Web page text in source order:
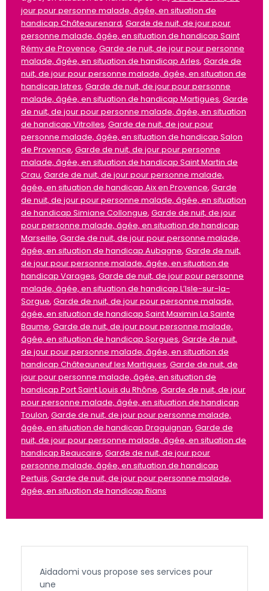
jour pour personne malade, âgée, en situation de
handicap Châteaurenard, Garde de nuit, de jour pour
personne malade, âgée, en situation de handicap Saint
Rémy de Provence, Garde de nuit, de jour pour personne
malade, âgée, en situation de handicap Arles, Garde de
nuit, de jour pour personne malade, âgée, en situation de
handicap Istres, Garde de nuit, de jour pour personne
malade, âgée, en situation de handicap Martigues, Garde
de nuit, de jour pour personne malade, âgée, en situation
de handicap Vitrolles, Garde de nuit, de jour pour
personne malade, âgée, en situation de handicap Salon
de Provence, Garde de nuit, de jour pour personne
malade, âgée, en situation de handicap Saint Martin de
Crau, Garde de nuit, de jour pour personne malade,
âgée, en situation de handicap Aix en Provence, Garde
de nuit, de jour pour personne malade, âgée, en situation
de handicap Simiane Collongue, Garde de nuit, de jour
pour personne malade, âgée, en situation de handicap
Marseille, Garde de nuit, de jour pour personne malade,
âgée, en situation de handicap Aubagne, Garde de nuit,
de jour pour personne malade, âgée, en situation de
handicap Varages, Garde de nuit, de jour pour personne
malade, âgée, en situation de handicap L’Isle-sur-la-
Sorgue, Garde de nuit, de jour pour personne malade,
âgée, en situation de handicap Saint Maximin La Sainte
Baume, Garde de nuit, de jour pour personne malade,
âgée, en situation de handicap Sorgues, Garde de nuit,
de jour pour personne malade, âgée, en situation de
handicap Châteauneuf les Martigues, Garde de nuit, de
jour pour personne malade, âgée, en situation de
handicap Port Saint Louis du Rhône, Garde de nuit, de jour
pour personne malade, âgée, en situation de handicap
Toulon, Garde de nuit, de jour pour personne malade,
âgée, en situation de handicap Draguignan, Garde de
nuit, de jour pour personne malade, âgée, en situation de
handicap Beaucaire, Garde de nuit, de jour pour
personne malade, âgée, en situation de handicap
Pertuis, Garde de nuit, de jour pour personne malade,
âgée, en situation de handicap Rians
Aidadomi vous propose ses services pour
une